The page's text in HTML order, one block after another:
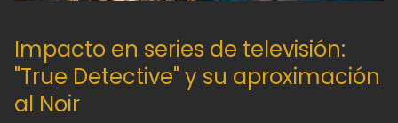
Impacto en series de televisión:
"True Detective" y su aproximación
al Noir